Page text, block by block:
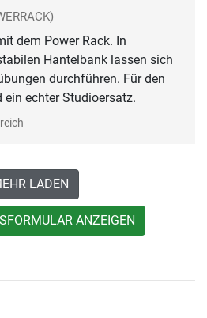
dem Power Rack. In
Hantelbank lassen sich
durchführen. Für den
ein echter Studioersatz.
LADEN
ANZEIGEN